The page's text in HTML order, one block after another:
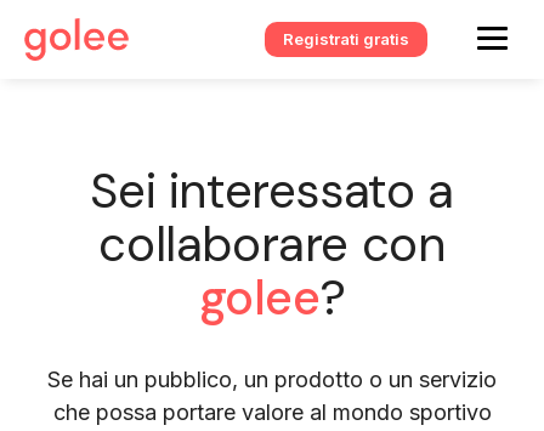
Registrati gratis
Sei interessato a
collaborare con
golee?
Se hai un pubblico, un prodotto o un servizio
che possa portare valore al mondo sportivo